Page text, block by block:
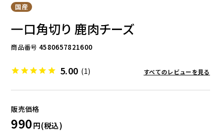
アキレス・骨・皮・ガム スナック・スイーツ
国産
一口角切り 鹿肉チーズ
商品番号 4580657821600
5.00 (1) すべてのレビューを見る
990